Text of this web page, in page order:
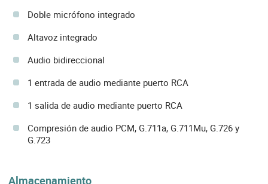
Doble micrófono integrado
Altavoz integrado
Audio bidireccional
1 entrada de audio mediante puerto RCA
1 salida de audio mediante puerto RCA
Compresión de audio PCM, G.711a, G.711Mu, G.726 y
G.723
Almacenamiento